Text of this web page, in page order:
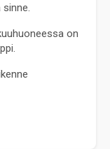
on